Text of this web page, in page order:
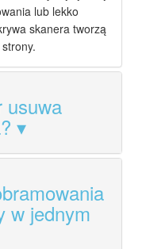
lub lekko
skanera tworzą
usuwa
w jednym